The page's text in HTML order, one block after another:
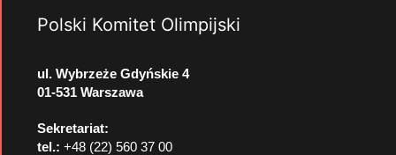
Polski Komitet Olimpijski
ul. Wybrzeże Gdyńskie 4
01-531 Warszawa
Sekretariat:
tel.: +48 (22) 560 37 00